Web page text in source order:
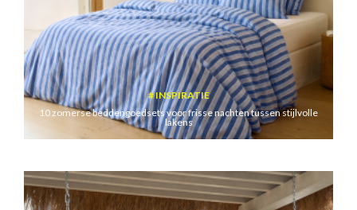
INSPIRATIE
10 zomerse beddengoedsets voor frisse nachten tussen stijlvolle
lakens